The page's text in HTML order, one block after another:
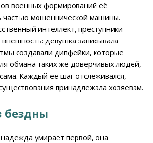
военных формирований её
частью мошеннической машины.
интеллект, преступники
внешность: девушка записывала
создавали дипфейки, которые
обмана таких же доверчивых людей,
Каждый её шаг отслеживался,
принадлежала хозяевам.
бездны
умирает первой, она